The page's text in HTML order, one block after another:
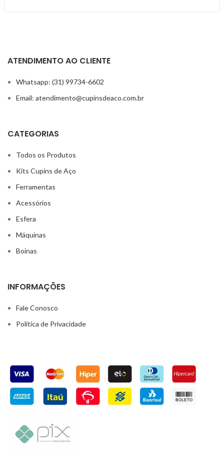
ATENDIMENTO AO CLIENTE
Whatsapp: (31) 99734-6602
Email: atendimento@cupinsdeaco.com.br
CATEGORIAS
Todos os Produtos
Kits Cupins de Aço
Ferramentas
Acessórios
Esfera
Máquinas
Boinas
INFORMAÇÕES
Fale Conosco
Política de Privacidade